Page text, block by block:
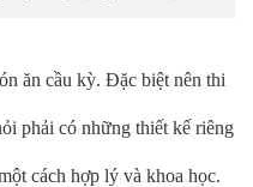
ăn cầu kỳ. Đặc biệt nên thi
phải có những thiết kế riêng
cách hợp lý và khoa học.